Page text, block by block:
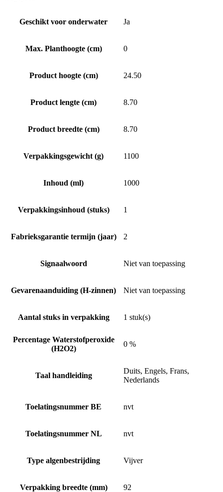
Geschikt voor onderwater Ja
Max. Planthoogte (cm) 0
Product hoogte (cm) 24.50
Product lengte (cm) 8.70
Product breedte (cm) 8.70
Verpakkingsgewicht (g) 1100
Inhoud (ml) 1000
Verpakkingsinhoud (stuks) 1
Fabrieksgarantie termijn (jaar) 2
Signaalwoord Niet van toepassing
Gevarenaanduiding (H-zinnen) Niet van toepassing
Aantal stuks in verpakking 1 stuk(s)
Percentage Waterstofperoxide
(H2O2)
0 %
Taal handleiding
Duits, Engels, Frans,
Nederlands
Toelatingsnummer BE nvt
Toelatingsnummer NL nvt
Type algenbestrijding Vijver
Verpakking breedte (mm) 92